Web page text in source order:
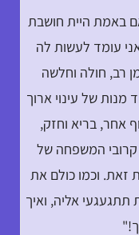
באמת היית חושבת
עומד לעשות לה
רב, חולה וחלשה
מנות של עינוי ארוך
אחר, בריא וחזק,
קרובי המשפחה של
זאת. וכמו כולם את
אליה, ואיך